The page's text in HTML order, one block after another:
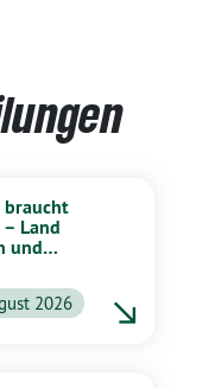
braucht
Land
und
2026